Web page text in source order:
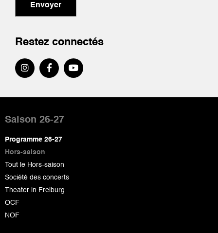
Envoyer
Restez connectés
de
page
Saison 26-27
Programme 26-27
Hors-saison
Tout le Hors-saison
Société des concerts
Theater in Freiburg
OCF
NOF